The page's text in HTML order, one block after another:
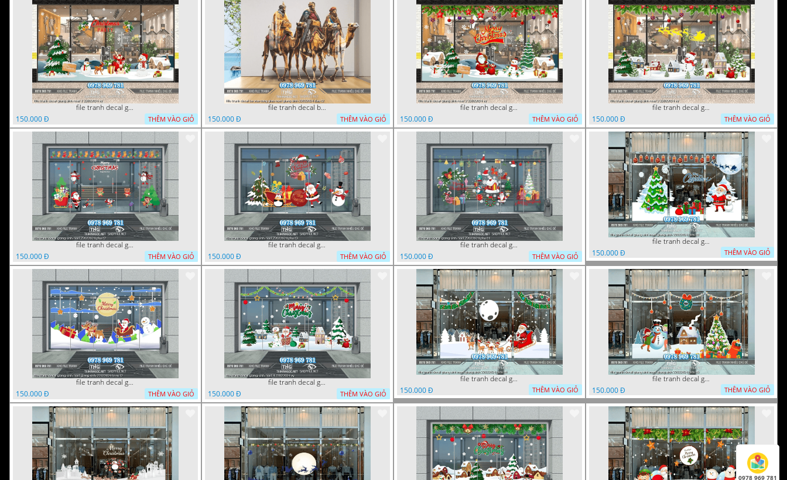
file tranh decal giang sinh noel 1 22022024 vy
150.000 Đ
THÊM VÀO GIỎ
file tranh decal ba vua cong giao noel giang sinh 22022024 dao t2
150.000 Đ
THÊM VÀO GIỎ
file tranh decal giang sinh noel 2 22022024 vy
150.000 Đ
THÊM VÀO GIỎ
file tranh decal giang sinh noel 3 22022024 vy
150.000 Đ
THÊM VÀO GIỎ
file tranh decal giang sinh noel 22022024 phu t2
150.000 Đ
THÊM VÀO GIỎ
file tranh decal giang sinh noel 22022024 phu t3
150.000 Đ
THÊM VÀO GIỎ
file tranh decal giang sinh noel 22022024 phu t4
150.000 Đ
THÊM VÀO GIỎ
file tranh decal giang sinh noel giang sinh 22022024 hieu t1
150.000 Đ
THÊM VÀO GIỎ
file tranh decal giang sinh noel giang sinh 22022024 hieu t2
150.000 Đ
THÊM VÀO GIỎ
file tranh decal giang sinh noel 4 22022024 vy
150.000 Đ
THÊM VÀO GIỎ
file tranh decal giang sinh noel giang sinh 22022024 hieu t4
150.000 Đ
THÊM VÀO GIỎ
file tranh decal giang sinh noel giang sinh 22022024 hieu t5
150.000 Đ
THÊM VÀO GIỎ
0978 969 781